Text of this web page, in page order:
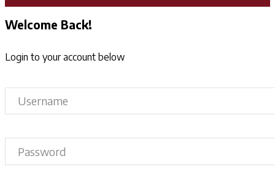
Welcome Back!
Login to your account below